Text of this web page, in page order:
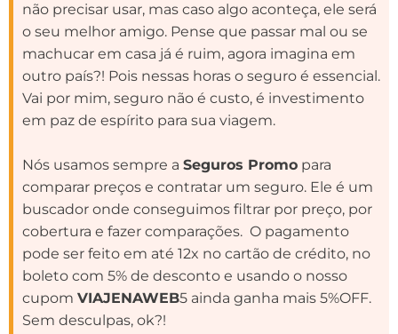
não precisar usar, mas caso algo aconteça, ele será
o seu melhor amigo. Pense que passar mal ou se
machucar em casa já é ruim, agora imagina em
outro país?! Pois nessas horas o seguro é essencial.
Vai por mim, seguro não é custo, é investimento
em paz de espírito para sua viagem.
Nós usamos sempre a Seguros Promo para
comparar preços e contratar um seguro. Ele é um
buscador onde conseguimos filtrar por preço, por
cobertura e fazer comparações. O pagamento
pode ser feito em até 12x no cartão de crédito, no
boleto com 5% de desconto e usando o nosso
cupom VIAJENAWEB5 ainda ganha mais 5%OFF.
Sem desculpas, ok?!